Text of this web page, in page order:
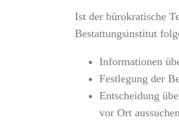
Ist der bürokratische
Bestattungsinstitut
Informationen
Festlegung der
Entscheidung
vor Ort